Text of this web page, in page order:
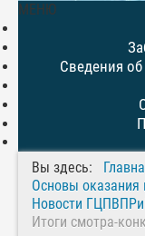
МЕНЮ
Сведения
Вы здесь:
Основы
Новости
Итоги смотра-